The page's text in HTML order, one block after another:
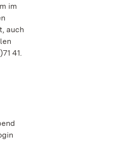
im
auch
41.